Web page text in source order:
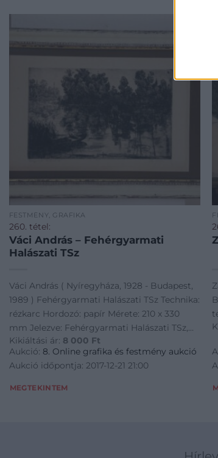
FESTMÉNY, GRAFIKA
260. tétel:
Váci András – Fehérgyarmati
Halászati TSz
Váci András ( Nyíregyháza, 1928 - Budapest,
1989 ) Fehérgyarmati Halászati TSz Technika:
rézkarc Hordozó: papír Mérete: 210 x 330
mm Jelezve: Fehérgyarmati Halászati TSz,
Váci András
Kikiáltási ár: 8 000 Ft
Aukció: 8. Online grafika és festmény aukció
Aukció időpontja: 2017-12-21 21:00
MEGTEKINTEM